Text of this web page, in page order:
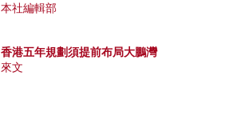
本社編輯部
香港五年規劃須提前布局大鵬灣
來文